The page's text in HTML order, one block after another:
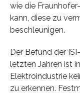
wie die
kann, diese zu
beschleunigen.
Der Befund der
letzten Jahren ist
Elektroindustrie
zu erkennen.